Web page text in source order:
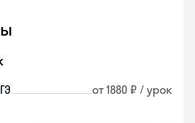
от 1880 ₽ / урок